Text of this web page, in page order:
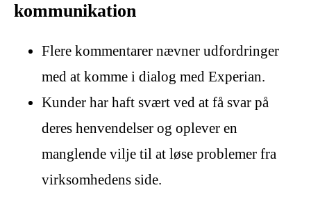
kommunikation
Flere kommentarer nævner udfordringer
med at komme i dialog med Experian.
Kunder har haft svært ved at få svar på
deres henvendelser og oplever en
manglende vilje til at løse problemer fra
virksomhedens side.